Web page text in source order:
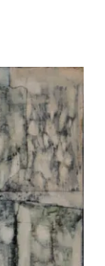
en
et je